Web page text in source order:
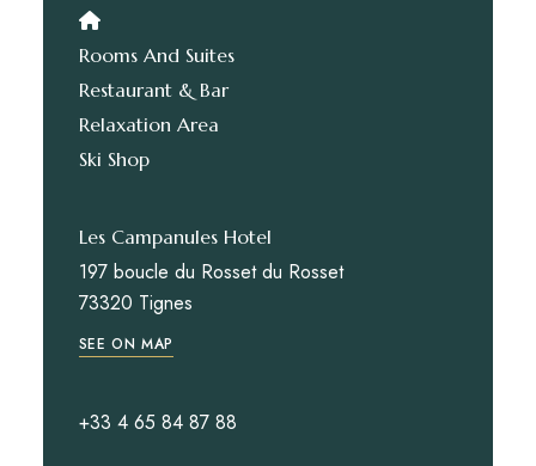
Rooms And Suites
Restaurant & Bar
Relaxation Area
Ski Shop
Les Campanules Hotel
197 boucle du Rosset du Rosset
73320 Tignes
SEE ON MAP
+33 4 65 84 87 88